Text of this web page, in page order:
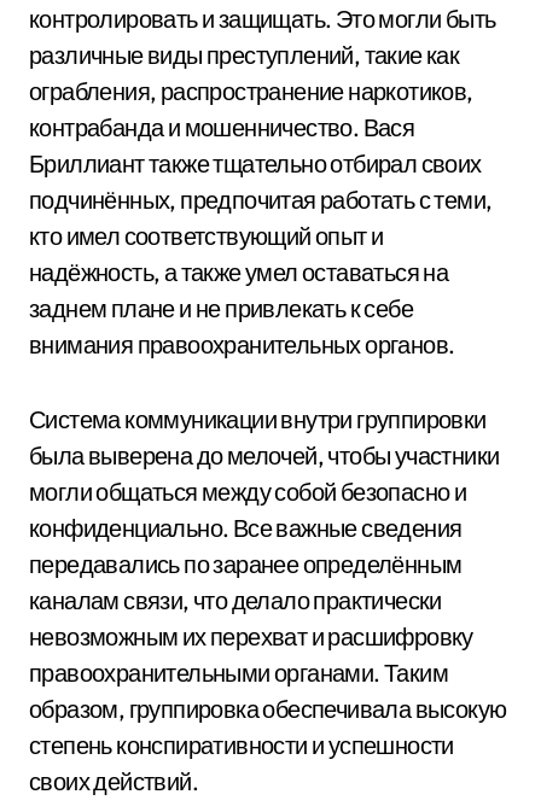
контролировать и защищать. Это могли быть
различные виды преступлений, такие как
ограбления, распространение наркотиков,
контрабанда и мошенничество. Вася
Бриллиант также тщательно отбирал своих
подчинённых, предпочитая работать с теми,
кто имел соответствующий опыт и
надёжность, а также умел оставаться на
заднем плане и не привлекать к себе
внимания правоохранительных органов.
Система коммуникации внутри группировки
была выверена до мелочей, чтобы участники
могли общаться между собой безопасно и
конфиденциально. Все важные сведения
передавались по заранее определённым
каналам связи, что делало практически
невозможным их перехват и расшифровку
правоохранительными органами. Таким
образом, группировка обеспечивала высокую
степень конспиративности и успешности
своих действий.